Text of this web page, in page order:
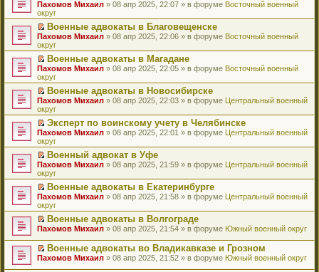
н
и
ю
о
о
б
щ
е
н
и
ю
н
о
м
у
с
о
о
б
щ
е
н
и
ю
о
ч
и
т
а
н
н
о
м
у
с
о
о
б
щ
е
н
и
ю
у
н
е
п
р
о
ч
и
т
а
н
н
о
м
у
с
о
о
б
щ
е
н
и
ю
е
р
в
о
м
у
н
е
п
р
о
ч
и
т
а
н
н
о
м
у
с
о
о
б
щ
е
н
ю
й
т
и
к
п
е
р
в
о
м
у
н
е
п
р
о
ч
и
т
а
н
н
о
м
у
с
о
б
щ
е
н
П
е
р
е
й
т
и
к
п
е
р
в
о
м
у
н
е
п
р
о
ч
и
т
а
н
н
о
м
у
с
о
Пахомов Михаил » 08 апр 2025, 22:07 » в форуме Восточный военный
округ
П
е
р
е
й
т
и
к
п
е
р
в
о
м
у
н
е
п
р
о
ч
и
т
а
н
н
о
Военные адвокаты в Благовещенске
Пахомов Михаил » 08 апр 2025, 22:06 » в форуме Восточный военный
округ
П
е
р
е
й
т
и
к
п
е
р
в
о
м
у
н
е
п
р
о
и
т
а
Военные адвокаты в Магадане
Пахомов Михаил » 08 апр 2025, 22:05 » в форуме Восточный военный
округ
П
е
р
е
й
т
и
к
п
е
р
в
о
м
у
н
п
р
о
ч
Военные адвокаты в Новосибирске
Пахомов Михаил » 08 апр 2025, 22:03 » в форуме Центральный военный
округ
П
е
р
е
й
т
и
к
п
е
р
в
о
м
у
н
Эксперт по воинскому учету в Челябинске
Пахомов Михаил » 08 апр 2025, 22:01 » в форуме Центральный военный
округ
П
е
р
е
й
т
и
к
п
е
р
в
Военный адвокат в Уфе
Пахомов Михаил » 08 апр 2025, 21:59 » в форуме Центральный военный
округ
П
е
р
е
й
и
к
п
Военные адвокаты в Екатеринбурге
Пахомов Михаил » 08 апр 2025, 21:58 » в форуме Центральный военный
округ
П
р
е
й
т
Военные адвокаты в Волгограде
Пахомов Михаил » 08 апр 2025, 21:54 » в форуме Южный военный округ
П
Военные адвокаты во Владикавказе и Грозном
Пахомов Михаил » 08 апр 2025, 21:52 » в форуме Южный военный округ